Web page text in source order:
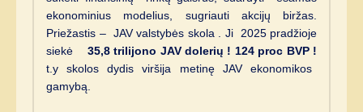
ekonominius modelius, sugriauti akcijų biržas.
Priežastis – JAV valstybės skola . Ji 2025 pradžioje
siekė 35,8 trilijono JAV dolerių ! 124 proc BVP !
t.y skolos dydis viršija metinę JAV ekonomikos
gamybą.